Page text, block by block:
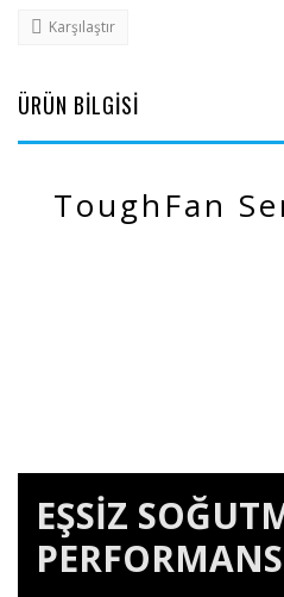
Karşılaştır
ÜRÜN BİLGİSİ
ToughFan
EŞSİZ